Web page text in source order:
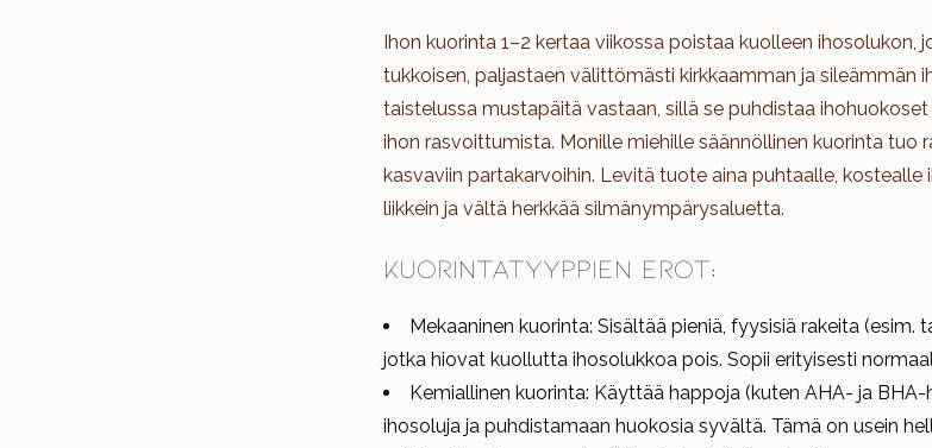
Ihon kuorinta 1–2 kertaa viikossa poistaa kuolleen ihosolukon,
tukkoisen, paljastaen välittömästi kirkkaamman ja sileämmän
taistelussa mustapäitä vastaan, sillä se puhdistaa
ihon rasvoittumista. Monille miehille säännöllinen kuorinta tuo
kasvaviin partakarvoihin. Levitä tuote aina puhtaalle, kostealle
liikkein ja vältä herkkää silmänympärysaluetta.
Kuorintatyyppien erot:
Mekaaninen kuorinta: Sisältää pieniä, fyysisiä rakeita (esim.
jotka hiovat kuollutta ihosolukkoa pois. Sopii erityisesti
Kemiallinen kuorinta: Käyttää happoja (kuten AHA- ja
ihosoluja ja puhdistamaan huokosia syvältä. Tämä on usein